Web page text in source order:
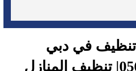
في دبي